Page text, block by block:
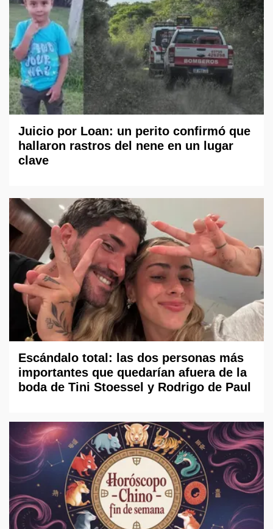
Juicio por Loan: un perito confirmó que
hallaron rastros del nene en un lugar
clave
Escándalo total: las dos personas más
importantes que quedarían afuera de la
boda de Tini Stoessel y Rodrigo de Paul